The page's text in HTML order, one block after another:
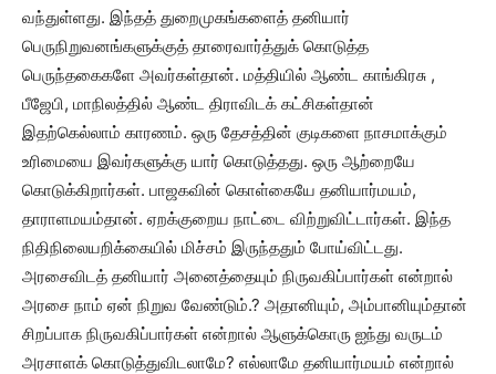
வந்துள்ளது. இந்தத் துறைமுகங்களைத் தனியார்
பெருநிறுவனங்களுக்குத் தாரைவார்த்துக் கொடுத்த
பெருந்தகைகளே அவர்கள்தான். மத்தியில் ஆண்ட காங்கிரசு ,
பீஜேபி, மாநிலத்தில் ஆண்ட திராவிடக் கட்சிகள்தான்
இதற்கெல்லாம் காரணம். ஒரு தேசத்தின் குடிகளை நாசமாக்கும்
உரிமையை இவர்களுக்கு யார் கொடுத்தது. ஒரு ஆற்றையே
கொடுக்கிறார்கள். பாஜகவின் கொள்கையே தனியார்மயம்,
தாராளமயம்தான். ஏறக்குறைய நாட்டை விற்றுவிட்டார்கள். இந்த
நிதிநிலையறிக்கையில் மிச்சம் இருந்ததும் போய்விட்டது.
அரசைவிடத் தனியார் அனைத்தையும் நிருவகிப்பார்கள் என்றால்
அரசை நாம் ஏன் நிறுவ வேண்டும்.? அதானியும், அம்பானியும்தான்
சிறப்பாக நிருவகிப்பார்கள் என்றால் ஆளுக்கொரு ஐந்து வருடம்
அரசாளக் கொடுத்துவிடலாமே? எல்லாமே தனியார்மயம் என்றால்